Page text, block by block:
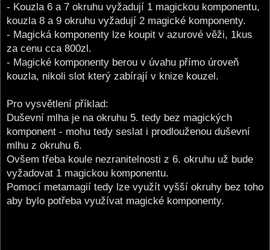
- Kouzla 6 a 7 okruhu vyžadují 1 magickou komponentu,
kouzla 8 a 9 okruhu vyžadují 2 magické komponenty.
- Magická komponenty lze koupit v azurové věži, 1kus
za cenu cca 800zl.
- Magické komponenty berou v úvahu přímo úroveň
kouzla, nikoli slot který zabírají v knize kouzel.
Pro vysvětlení příklad:
Duševní mlha je na okruhu 5. tedy bez magických
komponent - mohu tedy seslat i prodlouženou duševní
mlhu z okruhu 6.
Ovšem třeba koule nezranitelnosti z 6. okruhu už bude
vyžadovat 1 magickou komponentu.
Pomocí metamagií tedy lze využít vyšší okruhy bez toho
aby bylo potřeba využívat magické komponenty.